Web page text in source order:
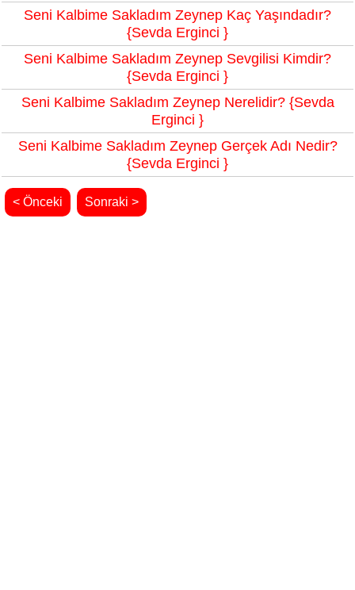
Seni Kalbime Sakladım Zeynep Kaç Yaşındadır?
{Sevda Erginci }
Seni Kalbime Sakladım Zeynep Sevgilisi Kimdir?
{Sevda Erginci }
Seni Kalbime Sakladım Zeynep Nerelidir? {Sevda
Erginci }
Seni Kalbime Sakladım Zeynep Gerçek Adı Nedir?
{Sevda Erginci }
< Önceki Sonraki >